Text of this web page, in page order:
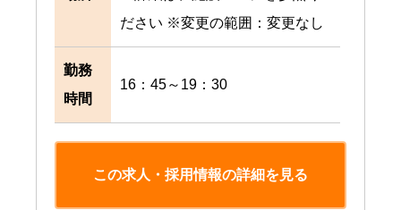
ださい ※変更の範囲：変更なし
勤務
時間
16：45～19：30
この求人・採用情報の詳細を見る